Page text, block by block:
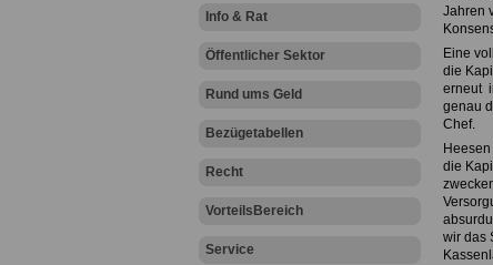
Info & Rat
Öffentlicher Sektor
Rund ums Geld
Bezügetabellen
Recht
VorteilsBereich
Service
Jahren
Eine
die
erneut
genau
Chef.
die
wir das